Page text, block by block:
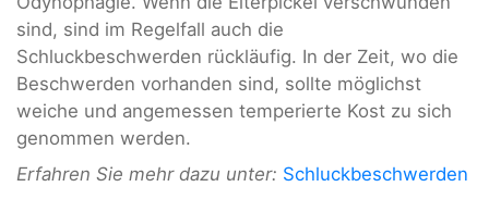
sind, sind im Regelfall auch die
Schluckbeschwerden rückläufig. In der Zeit, wo die
Beschwerden vorhanden sind, sollte möglichst
weiche und angemessen temperierte Kost zu sich
genommen werden.
Erfahren Sie mehr dazu unter: Schluckbeschwerden